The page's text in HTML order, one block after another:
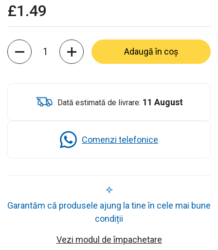
£1.49
Cantitate
Adaugă în coș
Dată estimată de livrare: 11 August
Comenzi telefonice
Garantăm că produsele ajung la tine în cele mai bune
condiții
Vezi modul de împachetare